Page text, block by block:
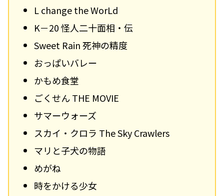
L change the WorLd
K－20 怪人二十面相・伝
Sweet Rain 死神の精度
おっぱいバレー
かもめ食堂
ごくせん THE MOVIE
サマーウォーズ
スカイ・クロラ The Sky Crawlers
マリと子犬の物語
めがね
時をかける少女